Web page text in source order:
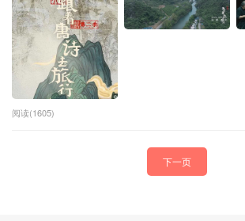
阅读(1605)
下一页